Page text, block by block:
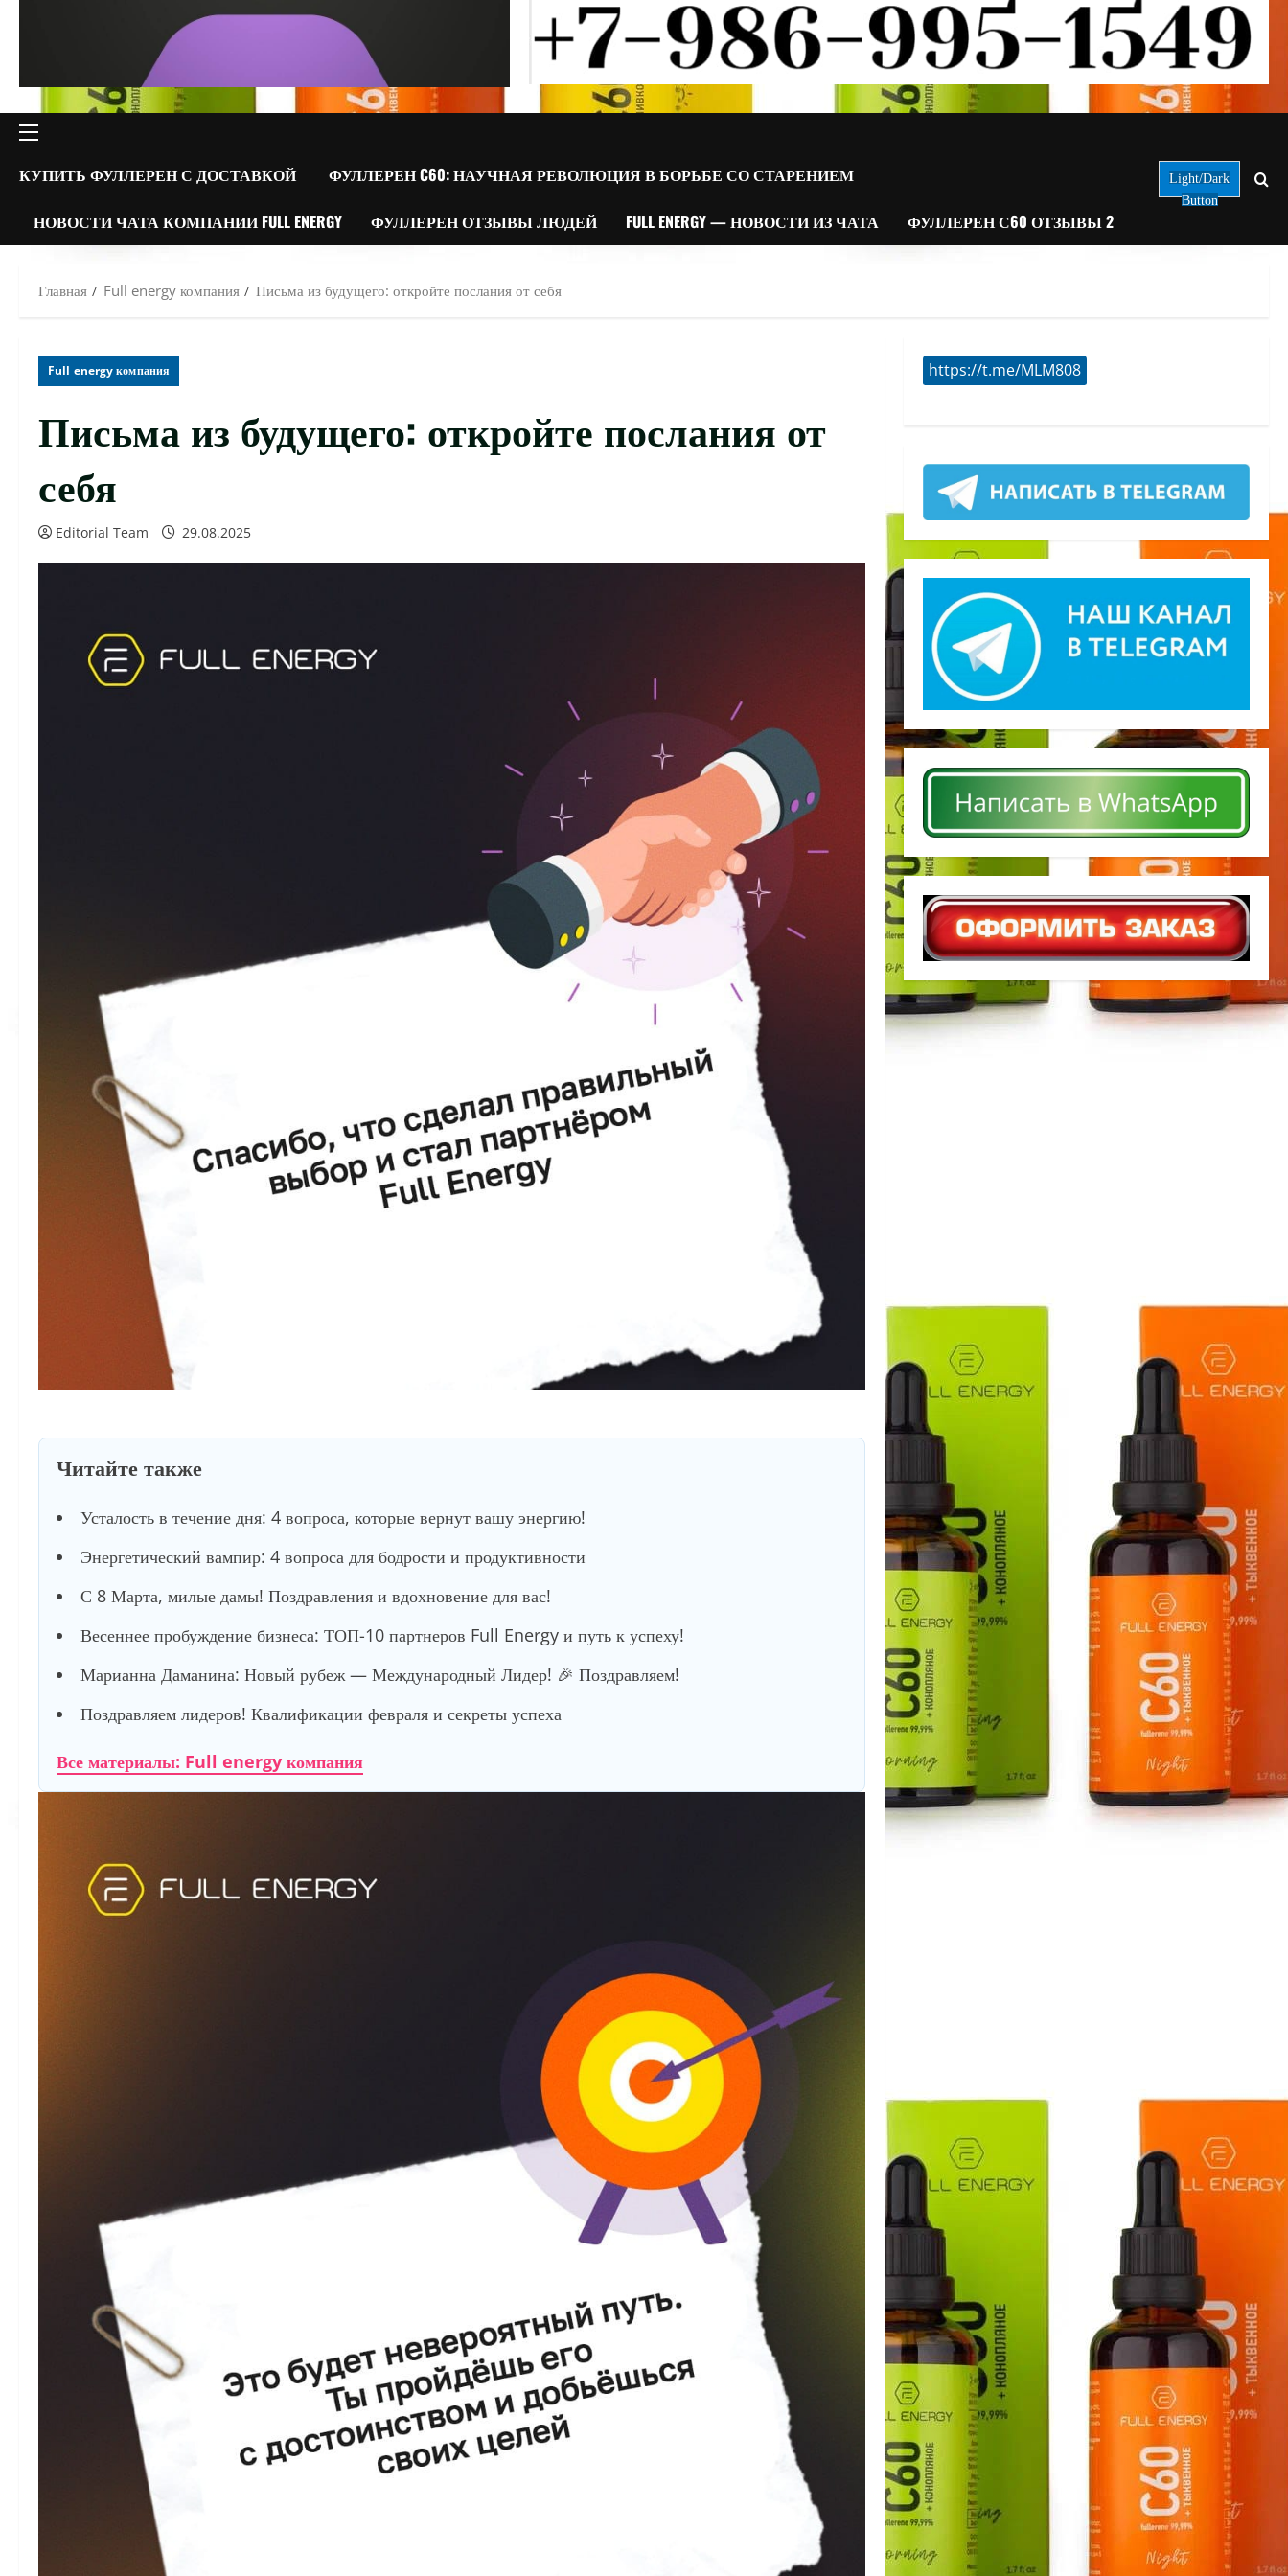
ОСНОВНОЕ
МЕНЮ
КУПИТЬ ФУЛЛЕРЕН С ДОСТАВКОЙ ФУЛЛЕРЕН C60: НАУЧНАЯ РЕВОЛЮЦИЯ В БОРЬБЕ СО СТАРЕНИЕМ
НОВОСТИ ЧАТА КОМПАНИИ FULL ENERGY ФУЛЛЕРЕН ОТЗЫВЫ ЛЮДЕЙ FULL ENERGY — НОВОСТИ ИЗ ЧАТА ФУЛЛЕРЕН С60 ОТЗЫВЫ 2
Light/Dark
Button
Главная Full energy компания Письма из будущего: откройте послания от себя
Full energy компания
Письма из будущего: откройте послания от
себя
Editorial Team 29.08.2025
Читайте также
Усталость в течение дня: 4 вопроса, которые вернут вашу энергию!
Энергетический вампир: 4 вопроса для бодрости и продуктивности
С 8 Марта, милые дамы! Поздравления и вдохновение для вас!
Весеннее пробуждение бизнеса: ТОП-10 партнеров Full Energy и путь к успеху!
Марианна Даманина: Новый рубеж — Международный Лидер! 🎉 Поздравляем!
Поздравляем лидеров! Квалификации февраля и секреты успеха
Все материалы: Full energy компания
https://t.me/MLM808